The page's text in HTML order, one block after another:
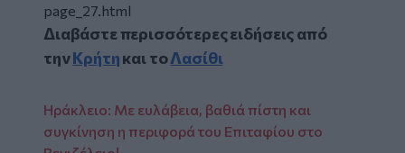
page_27.html
Διαβάστε περισσότερες ειδήσεις από
τηνΚρήτηκαι τοΛασίθι
Ηράκλειο: Με ευλάβεια, βαθιά πίστη και
συγκίνηση η περιφορά του Επιταφίου στο